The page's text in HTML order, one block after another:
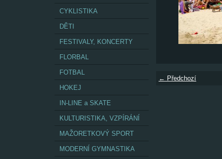
CYKLISTIKA
DĚTI
FESTIVALY, KONCERTY
FLORBAL
FOTBAL
HOKEJ
IN-LINE a SKATE
KULTURISTIKA, VZPÍRÁNÍ
MAŽORETKOVÝ SPORT
MODERNÍ GYMNASTIKA
← Předchozí